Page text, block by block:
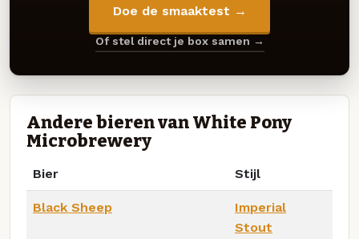
Doe de smaaktest →
Of stel direct je box samen →
Andere bieren van White Pony
Microbrewery
Bier Stijl
Black Sheep
Imperial
Stout